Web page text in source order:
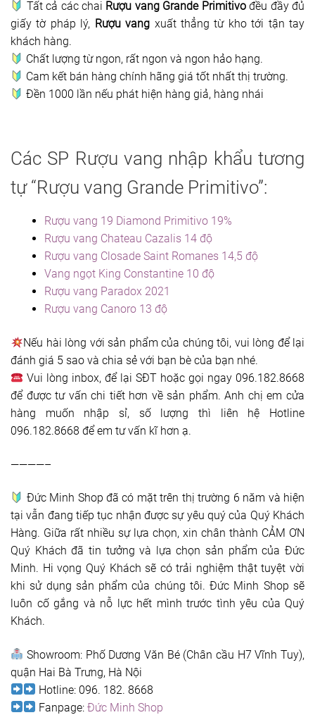
Tất cả các chai Rượu vang Grande Primitivođều đầy đủ
giấy tờ pháp lý, Rượu vang xuất thẳng từ kho tới tận tay
khách hàng.
Chất lượng từ ngon, rất ngon và ngon hảo hạng.
Cam kết bán hàng chính hãng giá tốt nhất thị trường.
Đền 1000 lần nếu phát hiện hàng giả, hàng nhái
Các SP Rượu vang nhập khẩu tương
tự “Rượu vang Grande Primitivo”:
Rượu vang 19 Diamond Primitivo 19%
Rượu vang Chateau Cazalis 14 độ
Rượu vang Closade Saint Romanes 14,5 độ
Vang ngọt King Constantine 10 độ
Rượu vang Paradox 2021
Rượu vang Canoro 13 độ
Nếu hài lòng với sản phẩm của chúng tôi, vui lòng để lại
đánh giá 5 sao và chia sẻ với bạn bè của bạn nhé.
Vui lòng inbox, để lại SĐT hoặc gọi ngay 096.182.8668
để được tư vấn chi tiết hơn về sản phẩm. Anh chị em cửa
hàng muốn nhập sỉ, số lượng thì liên hệ Hotline
096.182.8668 để em tư vấn kĩ hơn ạ.
————–
Đức Minh Shop đã có mặt trên thị trường 6 năm và hiện
tại vẫn đang tiếp tục nhận được sự yêu quý của Quý Khách
Hàng. Giữa rất nhiều sự lựa chọn, xin chân thành CẢM ƠN
Quý Khách đã tin tưởng và lựa chọn sản phẩm của Đức
Minh. Hi vọng Quý Khách sẽ có trải nghiệm thật tuyệt vời
khi sử dụng sản phẩm của chúng tôi. Đức Minh Shop sẽ
luôn cố gắng và nỗ lực hết mình trước tình yêu của Quý
Khách.
Showroom: Phố Dương Văn Bé (Chân cầu H7 Vĩnh Tuy),
quận Hai Bà Trưng, Hà Nội
Hotline: 096. 182. 8668
Fanpage:Đức Minh Shop